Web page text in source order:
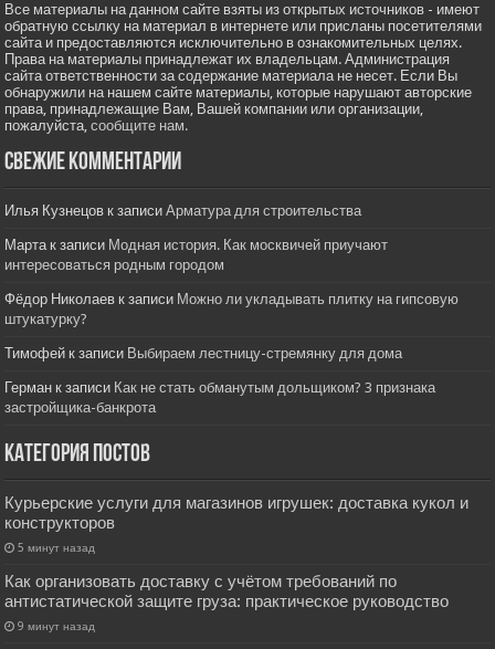
Все материалы на данном сайте взяты из открытых источников - имеют
обратную ссылку на материал в интернете или присланы посетителями
сайта и предоставляются исключительно в ознакомительных целях.
Права на материалы принадлежат их владельцам. Администрация
сайта ответственности за содержание материала не несет. Если Вы
обнаружили на нашем сайте материалы, которые нарушают авторские
права, принадлежащие Вам, Вашей компании или организации,
пожалуйста,сообщите нам.
Свежие комментарии
Илья Кузнецов к записиАрматура для строительства
Мартак записи Модная история. Как москвичей приучают
интересоваться родным городом
Фёдор Николаев к записи Можно ли укладывать плитку на гипсовую
штукатурку?
Тимофей к записи Выбираем лестницу-стремянку для дома
Герман к записи Как не стать обманутым дольщиком? 3 признака
застройщика-банкрота
Категория постов
Курьерские услуги для магазинов игрушек: доставка кукол и
конструкторов
5 минут назад
Как организовать доставку с учётом требований по
антистатической защите груза: практическое руководство
9 минут назад